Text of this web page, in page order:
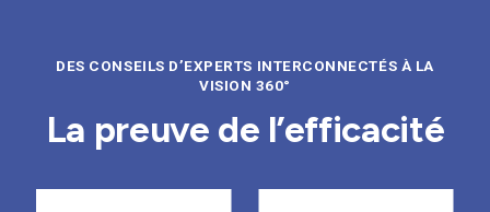
DES CONSEILS D’EXPERTS INTERCONNECTÉS À LA
VISION 360°
La preuve de l’efficacité